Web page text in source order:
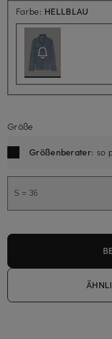
Farbe: HELLBLAU
Größe
Größenberater: so
S = 36